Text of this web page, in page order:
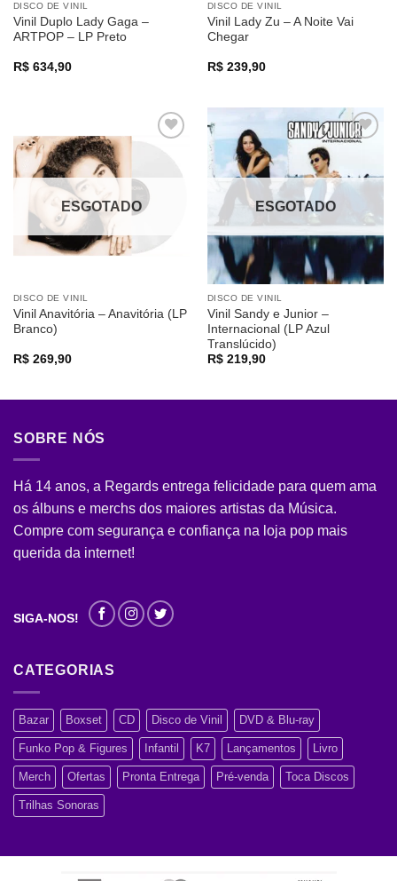
DISCO DE VINIL
Vinil Duplo Lady Gaga –
ARTPOP – LP Preto
R$634,90
DISCO DE VINIL
Vinil Lady Zu – A Noite Vai
Chegar
R$239,90
ESGOTADO
DISCO DE VINIL
Vinil Anavitória – Anavitória (LP
Branco)
R$269,90
Adicionar
a lista de
desejos
ESGOTADO
DISCO DE VINIL
Vinil Sandy e Junior –
Internacional (LP Azul
Translúcido)
R$219,90
SOBRE NÓS
Há 14 anos, a Regards entrega felicidade para quem ama
os álbuns e merchs dos maiores artistas da Música.
Compre com segurança e confiança na loja pop mais
querida da internet!
SIGA-NOS!
CATEGORIAS
Bazar Boxset CD Disco de Vinil DVD & Blu-ray
Funko Pop & Figures Infantil K7 Lançamentos Livro
Merch Ofertas Pronta Entrega Pré-venda Toca Discos
Trilhas Sonoras